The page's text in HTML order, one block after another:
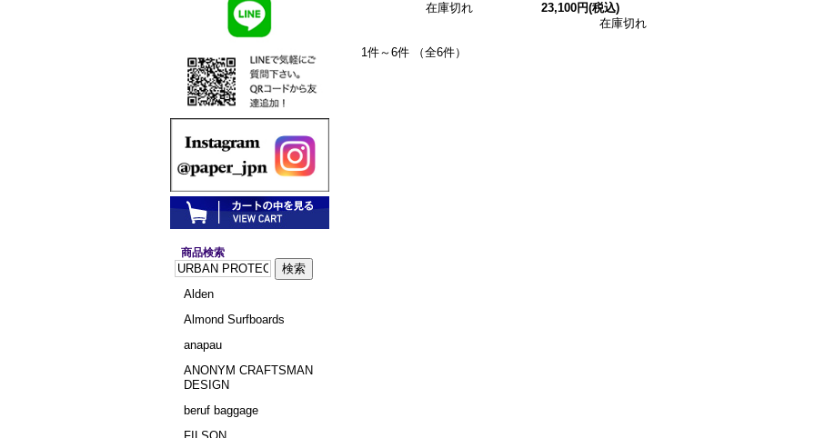
商品検索
Alden
Almond Surfboards
anapau
ANONYM CRAFTSMAN
DESIGN
beruf baggage
在庫切れ
23,100円(税込)
在庫切れ
1件～6件 （全6件）